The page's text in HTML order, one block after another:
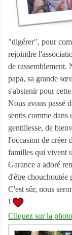
"digérer", pour
rejoindre
de rassemblement.
papa, sa grande
s'abstenir pour
Nous avons passé
sentis comme dans
gentillesse, de
l'occasion de créer
familles qui vivent
Garance a adoré
d'être chouchoutée
C'est sûr, nous
!
Cliquez sur la